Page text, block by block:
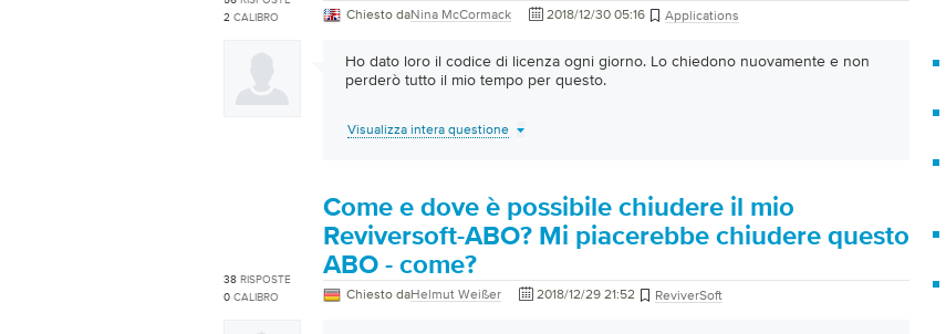
2 CALIBRO Chiesto daNina McCormack 2018/12/30 05:16 Applications
Ho dato loro il codice di licenza ogni giorno. Lo chiedono nuovamente e non
perderò tutto il mio tempo per questo.
Visualizza intera questione
38 RISPOSTE
0 CALIBRO
Come e dove è possibile chiudere il mio
Reviversoft-ABO? Mi piacerebbe chiudere questo
ABO - come?
Chiesto daHelmut Weißer 2018/12/29 21:52 ReviverSoft